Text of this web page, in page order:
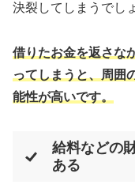
決裂してしまうでし
借りたお金を返さな
ってしまうと、周囲
能性が高いです。
給料などの
ある